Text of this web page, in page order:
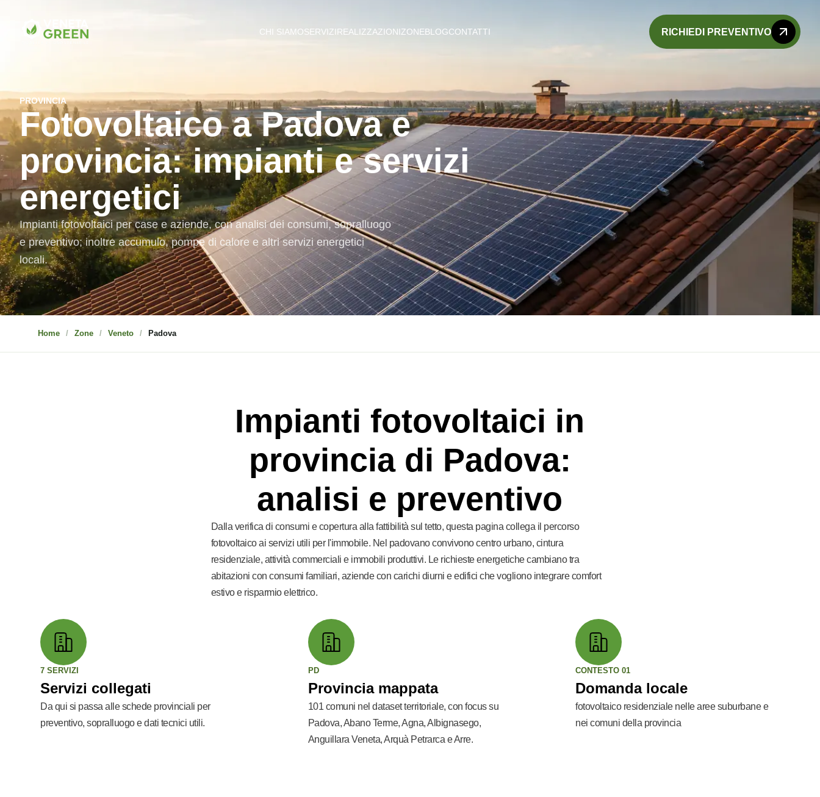
CHI SIAMOSERVIZIREALIZZAZIONIZONEBLOGCONTATTI RICHIEDI PREVENTIVO
PROVINCIA
Fotovoltaico a Padova e
provincia: impianti e servizi
energetici
Impianti fotovoltaici per case e aziende, con analisi dei consumi, sopralluogo
e preventivo; inoltre accumulo, pompe di calore e altri servizi energetici
locali.
Home Zone Veneto Padova
Impianti fotovoltaici in
provincia di Padova:
analisi e preventivo
Dalla verifica di consumi e copertura alla fattibilità sul tetto, questa pagina collega il percorso
fotovoltaico ai servizi utili per l'immobile. Nel padovano convivono centro urbano, cintura
residenziale, attività commerciali e immobili produttivi. Le richieste energetiche cambiano tra
abitazioni con consumi familiari, aziende con carichi diurni e edifici che vogliono integrare comfort
estivo e risparmio elettrico.
7 SERVIZI
Servizi collegati
Da qui si passa alle schede provinciali per
preventivo, sopralluogo e dati tecnici utili.
PD
Provincia mappata
101 comuni nel dataset territoriale, con focus su
Padova, Abano Terme, Agna, Albignasego,
Anguillara Veneta, Arquà Petrarca e Arre.
CONTESTO 01
Domanda locale
fotovoltaico residenziale nelle aree suburbane e
nei comuni della provincia